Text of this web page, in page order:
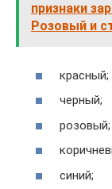
признаки
Розовый и
красный;
черный;
розовый;
синий;